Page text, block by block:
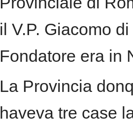
il V.P. Giacomo
Fondatore era in
La Provincia
haveva tre case